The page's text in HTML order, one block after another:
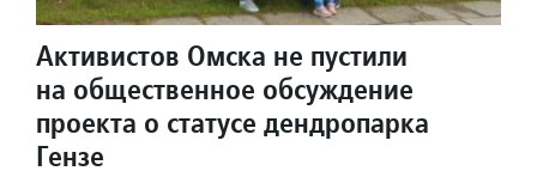
Активистов Омска не пустили
на общественное обсуждение
проекта о статусе дендропарка
Гензе